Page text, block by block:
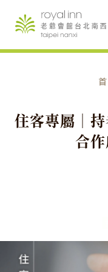
住客專屬 ｜ 持
合作